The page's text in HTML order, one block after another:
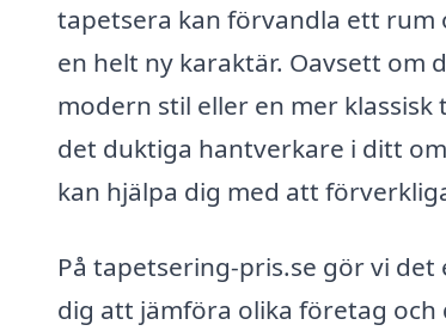
tapetsera kan förvandla ett rum
en helt ny karaktär. Oavsett om
modern stil eller en mer klassisk
det duktiga hantverkare i ditt
kan hjälpa dig med att
På tapetsering-pris.se gör vi det
dig att jämföra olika företag och